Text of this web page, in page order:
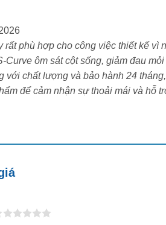
rất phù hợp cho công việc thiết kế vì
Curve ôm sát cột sống, giảm đau
với chất lượng và bảo hành 24
để cảm nhận sự thoải mái và hỗ